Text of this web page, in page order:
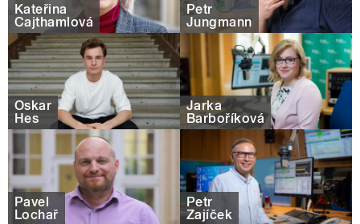
Kateřina
Cajthamlová
Petr
Jungmann
Oskar
Hes
Jarka
Barboříková
Pavel
Lochař
Petr
Zajíček